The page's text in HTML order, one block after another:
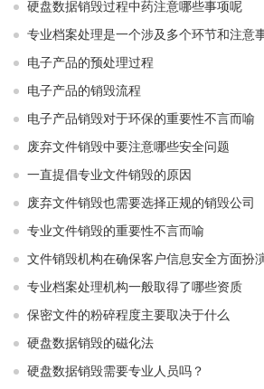
硬盘数据销毁过程中药注意哪些事项呢
专业档案处理是一个涉及多个环节和注意
电子产品的预处理过程
电子产品的销毁流程
电子产品销毁对于环保的重要性不言而喻
废弃文件销毁中要注意哪些安全问题
一直提倡专业文件销毁的原因
废弃文件销毁也需要选择正规的销毁公司
专业文件销毁的重要性不言而喻
文件销毁机构在确保客户信息安全方面扮
专业档案处理机构一般取得了哪些资质
保密文件的粉碎程度主要取决于什么
硬盘数据销毁的磁化法
硬盘数据销毁需要专业人员吗？